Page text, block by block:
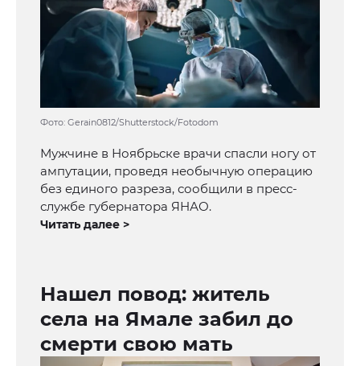
Фото: Gerain0812/Shutterstock/Fotodom
Мужчине в Ноябрьске врачи спасли ногу от
ампутации, проведя необычную операцию
без единого разреза, сообщили в пресс-
службе губернатора ЯНАО.
Читать далее >
Нашел повод: житель
села на Ямале забил до
смерти свою мать